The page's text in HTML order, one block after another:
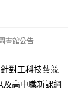
圖書館公告
對工科技藝競
高中職新課綱